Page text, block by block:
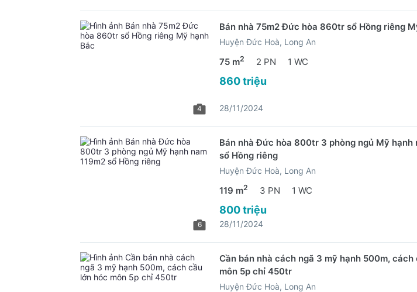
4
Bán nhà 75m2 Đức hòa 860tr sổ Hồng riêng
Huyện Đức Hoà, Long An
75 m2 2 PN 1 WC
860 triệu
28/11/2024
6
Bán nhà Đức hòa 800tr 3 phòng ngủ Mỹ hạnh
sổ Hồng riêng
Huyện Đức Hoà, Long An
119 m2 3 PN 1 WC
800 triệu
28/11/2024
Cần bán nhà cách ngã 3 mỹ hạnh 500m, cách
môn 5p chỉ 450tr
Huyện Đức Hoà, Long An